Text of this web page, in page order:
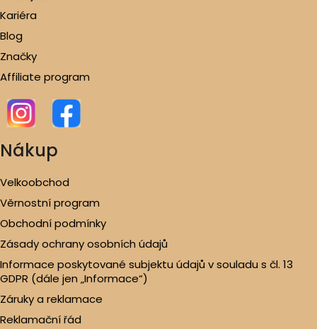
Kariéra
Blog
Značky
Affiliate program
Nákup
Velkoobchod
Věrnostní program
Obchodní podmínky
Zásady ochrany osobních údajů
Informace poskytované subjektu údajů v souladu s čl. 13
GDPR (dále jen „Informace“)
Záruky a reklamace
Reklamační řád